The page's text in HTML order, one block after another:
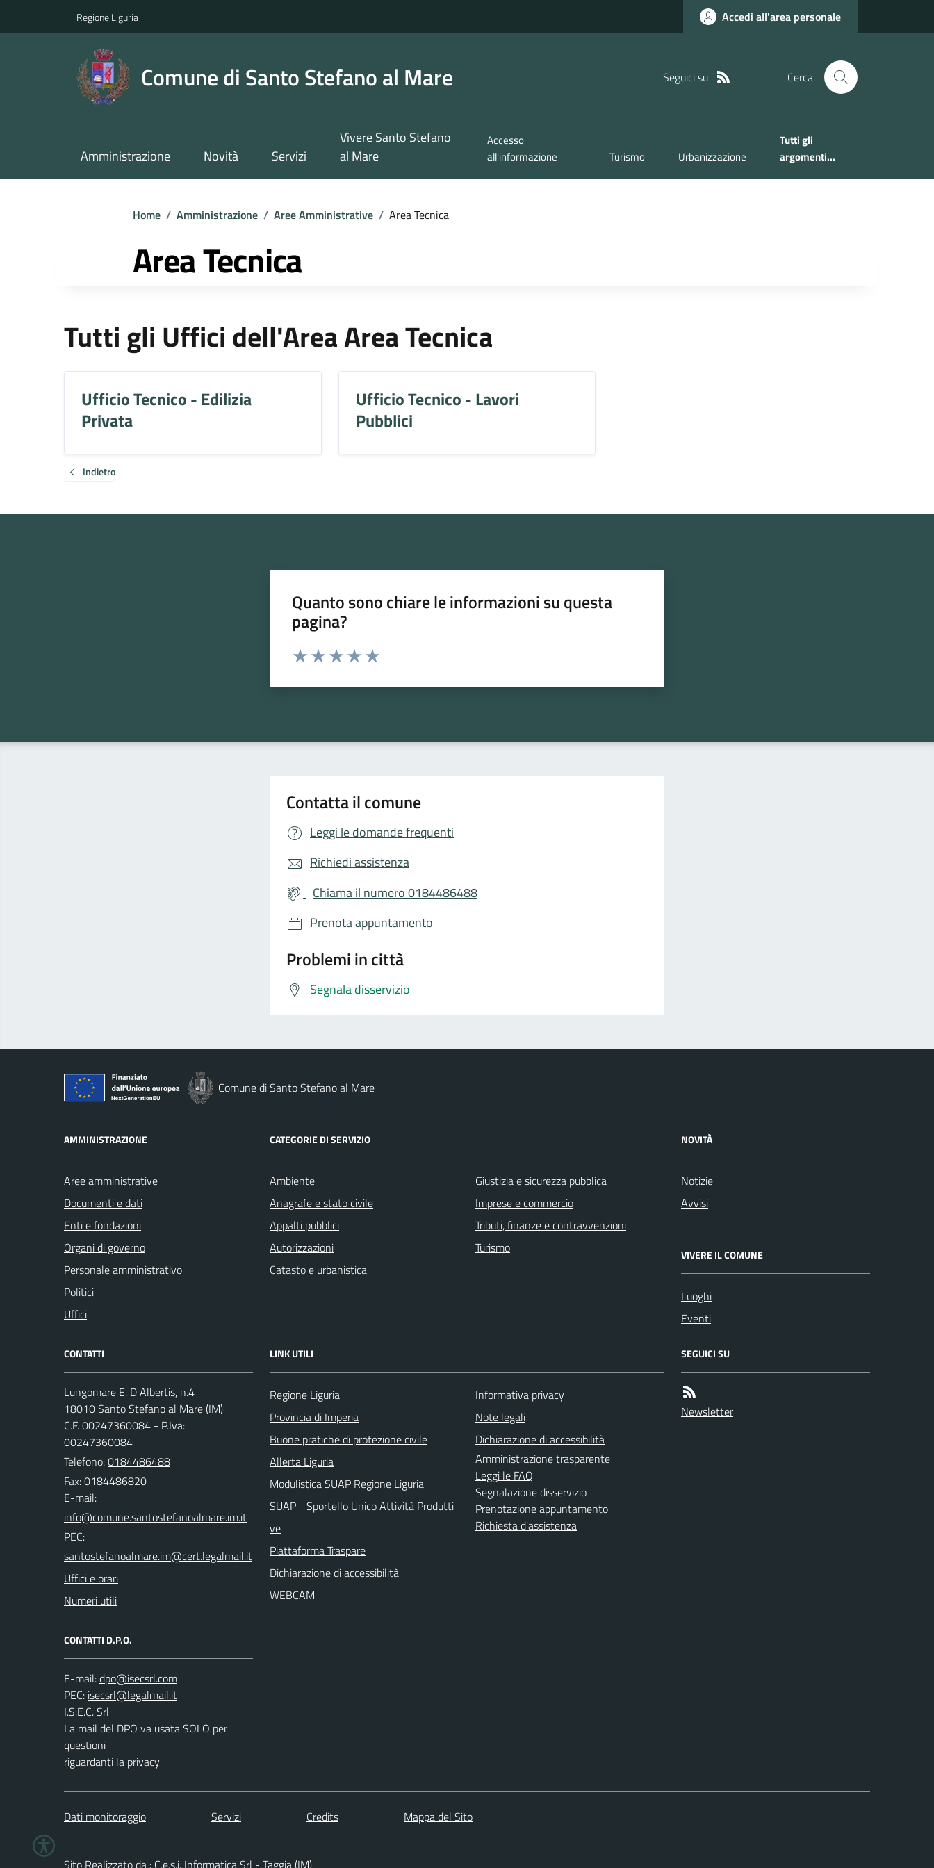
Regione Liguria Accedi all'area personale
Comune di Santo Stefano al Mare Seguici su Cerca
Amministrazione Novità Servizi
Vivere Santo Stefano
al Mare
Accesso
all'informazione
Turismo Urbanizzazione
Tutti gli
argomenti...
Home / Amministrazione / Aree Amministrative / Area Tecnica
Area Tecnica
Tutti gli Uffici dell'Area Area Tecnica
Ufficio Tecnico - Edilizia
Privata
Ufficio Tecnico - Lavori
Pubblici
Indietro
Quanto sono chiare le informazioni su questa
pagina?
Valuta da 1 a 5 stelle la pagina
Contatta il comune
Leggi le domande frequenti
Richiedi assistenza
Chiama il numero 0184486488
Prenota appuntamento
Problemi in città
Segnala disservizio
Comune di Santo Stefano al Mare
AMMINISTRAZIONE
Aree amministrative
Documenti e dati
Enti e fondazioni
Organi di governo
Personale amministrativo
Politici
Uffici
CATEGORIE DI SERVIZIO
Ambiente
Anagrafe e stato civile
Appalti pubblici
Autorizzazioni
Catasto e urbanistica
Giustizia e sicurezza pubblica
Imprese e commercio
Tributi, finanze e contravvenzioni
Turismo
NOVITÀ
Notizie
Avvisi
VIVERE IL COMUNE
Luoghi
Eventi
CONTATTI
Lungomare E. D Albertis, n.4
18010 Santo Stefano al Mare (IM)
C.F. 00247360084 - P.Iva:
00247360084
Telefono:0184486488
Fax: 0184486820
E-mail:
PEC:
Uffici e orari
Numeri utili
CONTATTI D.P.O.
E-mail:
PEC:
I.S.E.C. Srl
La mail del DPO va usata SOLO per
questioni
riguardanti la privacy
LINK UTILI
Regione Liguria
Provincia di Imperia
Buone pratiche di protezione civile
Allerta Liguria
Modulistica SUAP Regione Liguria
SUAP - Sportello Unico Attività Produtti
ve
Piattaforma Traspare
Dichiarazione di accessibilità
WEBCAM
Informativa privacy
Note legali
Dichiarazione di accessibilità
Amministrazione trasparente
Leggi le FAQ
Segnalazione disservizio
Prenotazione appuntamento
Richiesta d'assistenza
SEGUICI SU
Newsletter
Dati monitoraggio Servizi Credits Mappa del Sito
Sito Realizzato da : C.e.s.i. Informatica Srl - Taggia (IM)